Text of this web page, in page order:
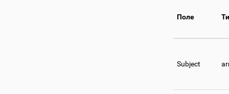
Поле
Subject